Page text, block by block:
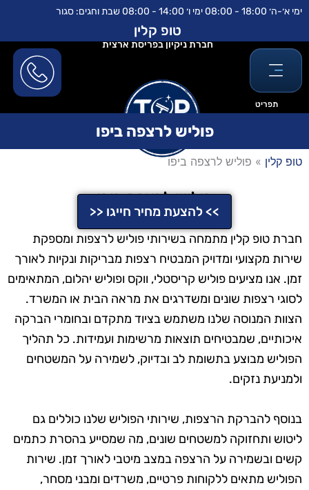
לתוכן
דילוג
ימי א׳-ה׳ 18:00 - 08:00 ימי ו׳ 14:00 - 08:00 שבת וחגים: סגור
תפריט
טופ קלין
חברת ניקיון בפריסת ארצית
פוליש לרצפה ביפו
טופ קלין » פוליש לרצפה ביפו
פוליש לרצפה ביפו
>> להצעת מחיר חייגו <<
חברת טופ קלין מתמחה בשירותי פוליש לרצפות ומספקת
שירות מקצועי ומדויק המבטיח רצפות מבריקות ונקיות לאורך
זמן. אנו מציעים פוליש קריסטלי, ווקס ופוליש יהלום, המתאימים
לסוגי רצפות שונים ומשדרגים את מראה הבית או המשרד.
הצוות המנוסה שלנו משתמש בציוד מתקדם ובחומרי הברקה
איכותיים, שמבטיחים תוצאות מרשימות ועמידות. כל תהליך
הפוליש מבוצע בתשומת לב ובדיוק, לשמירה על המשטחים
ולמניעת נזקים.
בנוסף להברקת הרצפות, שירותי הפוליש שלנו כוללים גם
ליטוש ותחזוקה למשטחים שונים, מה שמסייע בהסרת כתמים
קשים ובשמירה על הרצפה במצב מיטבי לאורך זמן. שירות
הפוליש מתאים ללקוחות פרטיים, משרדים ומבני מסחר,